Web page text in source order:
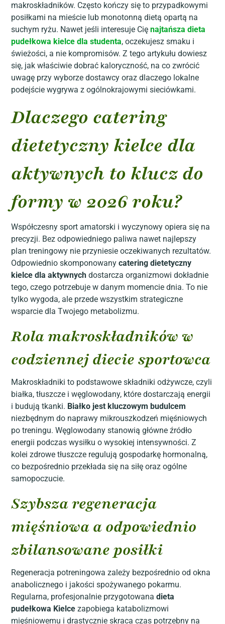
makroskładników. Często kończy się to przypadkowymi
posiłkami na mieście lub monotonną dietą opartą na
suchym ryżu. Nawet jeśli interesuje Cięnajtańsza dieta
pudełkowa kielce dla studenta, oczekujesz smaku i
świeżości, a nie kompromisów. Z tego artykułu dowiesz
się, jak właściwie dobrać kaloryczność, na co zwrócić
uwagę przy wyborze dostawcy oraz dlaczego lokalne
podejście wygrywa z ogólnokrajowymi sieciówkami.
Dlaczego catering
dietetyczny kielce dla
aktywnych to klucz do
formy w 2026 roku?
Współczesny sport amatorski i wyczynowy opiera się na
precyzji. Bez odpowiedniego paliwa nawet najlepszy
plan treningowy nie przyniesie oczekiwanych rezultatów.
Odpowiednio skomponowanycatering dietetyczny
kielce dla aktywnych dostarcza organizmowi dokładnie
tego, czego potrzebuje w danym momencie dnia. To nie
tylko wygoda, ale przede wszystkim strategiczne
wsparcie dla Twojego metabolizmu.
Rola makroskładników w
codziennej diecie sportowca
Makroskładniki to podstawowe składniki odżywcze, czyli
białka, tłuszcze i węglowodany, które dostarczają energii
i budują tkanki. Białko jest kluczowym budulcem
niezbędnym do naprawy mikrouszkodzeń mięśniowych
po treningu. Węglowodany stanowią główne źródło
energii podczas wysiłku o wysokiej intensywności. Z
kolei zdrowe tłuszcze regulują gospodarkę hormonalną,
co bezpośrednio przekłada się na siłę oraz ogólne
samopoczucie.
Szybsza regeneracja
mięśniowa a odpowiednio
zbilansowane posiłki
Regeneracja potreningowa zależy bezpośrednio od okna
anabolicznego i jakości spożywanego pokarmu.
Regularna, profesjonalnie przygotowanadieta
pudełkowa Kielce zapobiega katabolizmowi
mięśniowemu i drastycznie skraca czas potrzebny na